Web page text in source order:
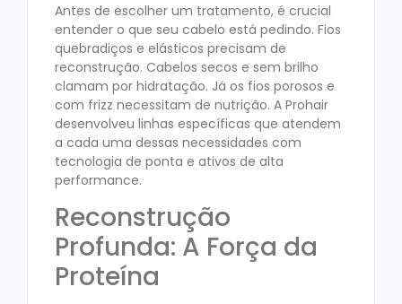
Antes de escolher um tratamento, é crucial
entender o que seu cabelo está pedindo. Fios
quebradiços e elásticos precisam de
reconstrução. Cabelos secos e sem brilho
clamam por hidratação. Já os fios porosos e
com frizz necessitam de nutrição. A Prohair
desenvolveu linhas específicas que atendem
a cada uma dessas necessidades com
tecnologia de ponta e ativos de alta
performance.
Reconstrução
Profunda: A Força da
Proteína